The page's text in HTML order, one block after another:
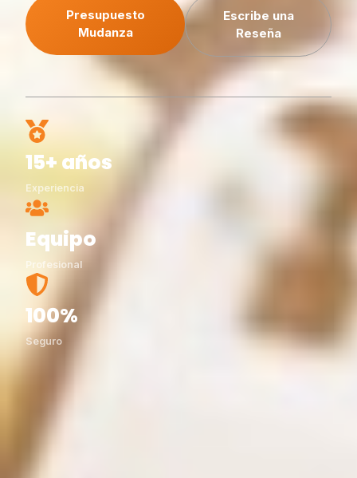
Presupuesto
Mudanza
Escribe una
Reseña
15+ años
Experiencia
Equipo
Profesional
100%
Seguro